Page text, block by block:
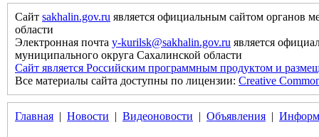
Сайт sakhalin.gov.ru является официальным сайтом органов
области
Электронная почта y-kurilsk@sakhalin.gov.ru является
муниципального округа Сахалинской области
Сайт является Российским программным продуктом и
Все материалы сайта доступны по лицензии: Creative
Главная | Новости | Видеоновости | Объявления |